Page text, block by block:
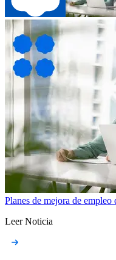
Planes de mejora de
Leer Noticia